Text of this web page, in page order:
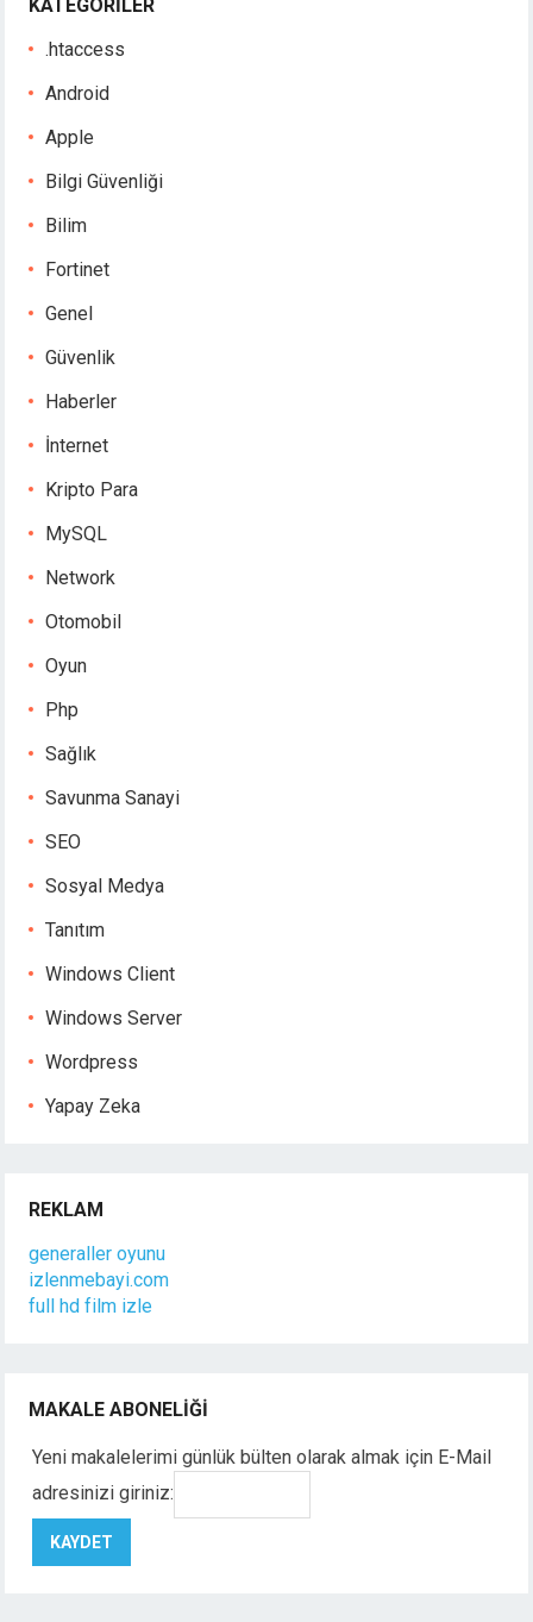
KATEGORILER
.htaccess
Android
Apple
Bilgi Güvenliği
Bilim
Fortinet
Genel
Güvenlik
Haberler
İnternet
Kripto Para
MySQL
Network
Otomobil
Oyun
Php
Sağlık
Savunma Sanayi
SEO
Sosyal Medya
Tanıtım
Windows Client
Windows Server
Wordpress
Yapay Zeka
REKLAM
generaller oyunu
izlenmebayi.com
full hd film izle
MAKALE ABONELIĞI
Yeni makalelerimi günlük bülten olarak almak için E-Mail
adresinizi giriniz: